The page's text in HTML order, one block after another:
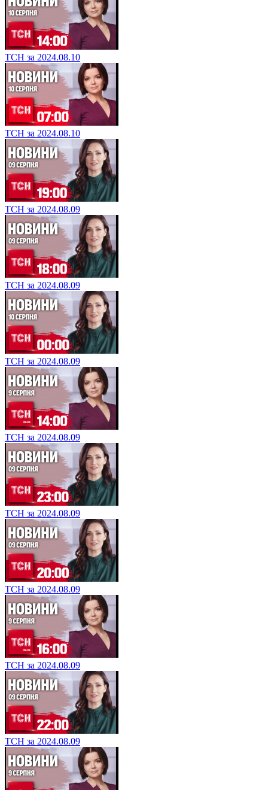
ТСН за 2024.08.10
ТСН за 2024.08.10
ТСН за 2024.08.09
ТСН за 2024.08.09
ТСН за 2024.08.09
ТСН за 2024.08.09
ТСН за 2024.08.09
ТСН за 2024.08.09
ТСН за 2024.08.09
ТСН за 2024.08.09